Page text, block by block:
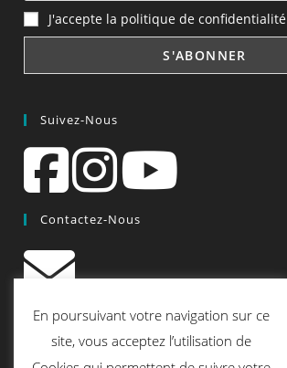
J'accepte la politique de confidentialité
Suivez-Nous
Contactez-Nous
contact@quiscrap.fr
Les Fiches Techniques et les Tutos
En poursuivant votre navigation sur ce
site, vous acceptez l’utilisation de